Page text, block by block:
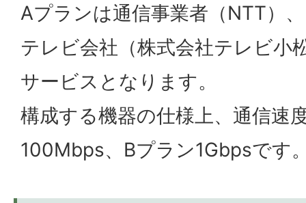
Aプランは通信事業者（NTT）
テレビ会社（株式会社テレビ小
サービスとなります。
構成する機器の仕様上、通信速
100Mbps、Bプラン1Gbpsです